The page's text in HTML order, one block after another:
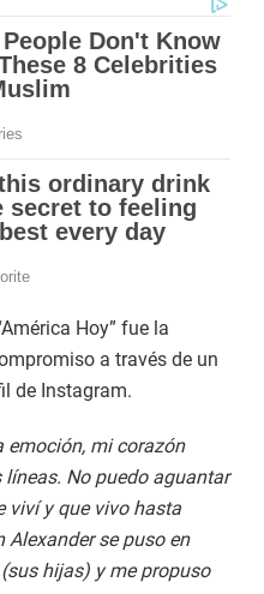
Hoy” fue la
a través de un
de Instagram.
emoción, mi corazón
No puedo aguantar
viví y que vivo hasta
se puso en
hijas) y me propuso